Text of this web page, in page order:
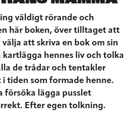
väldigt rörande och
här boken, över tilltaget att
att skriva en bok om sin
kartlägga hennes liv och tolka
de trådar och tentakler
tiden som formade henne.
försöka lägga pusslet
Efter egen tolkning.